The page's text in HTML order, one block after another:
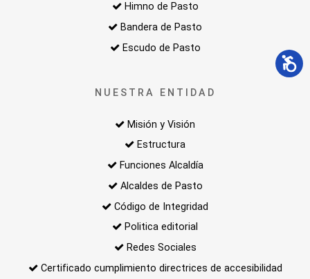
Himno de Pasto
Bandera de Pasto
Escudo de Pasto
NUESTRA ENTIDAD
Misión y Visión
Estructura
Funciones Alcaldía
Alcaldes de Pasto
Código de Integridad
Politica editorial
Redes Sociales
Certificado cumplimiento directrices de accesibilidad